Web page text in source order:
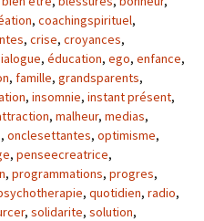
, coachingspirituel,
, crise, croyances,
, éducation, ego, enfance,
, famille, grandsparents,
, insomnie, instant présent,
, malheur, medias,
, onclesettantes, optimisme,
, penseecreatrice,
, programmations, progres,
, quotidien, radio,
, solidarite, solution,